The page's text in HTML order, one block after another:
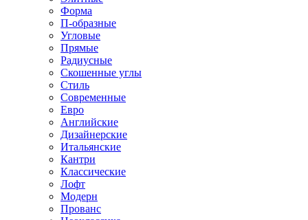
Форма
П-образные
Угловые
Прямые
Радиусные
Скошенные углы
Стиль
Современные
Евро
Английские
Дизайнерские
Итальянские
Кантри
Классические
Лофт
Модерн
Прованс